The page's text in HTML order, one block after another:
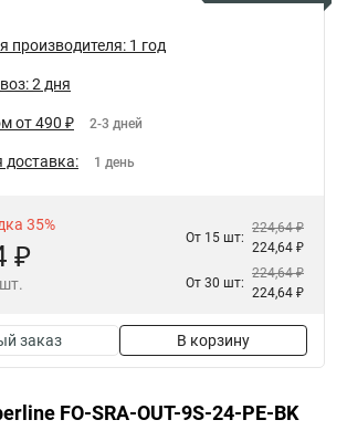
производителя: 1 год
2 дня
от 490 ₽ 2-3 дней
доставка: 1 день
35%
₽
От 15 шт:
224,64 ₽
224,64 ₽
От 30 шт:
224,64 ₽
224,64 ₽
заказ В корзину
FO-SRA-OUT-9S-24-PE-BK